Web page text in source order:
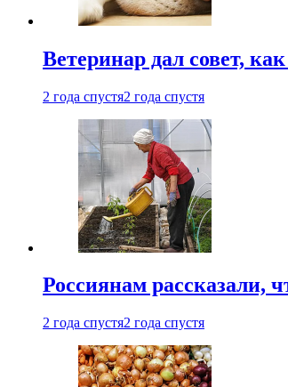
Ветеринар дал совет,
2 года спустя2 года спустя
Россиянам рассказали,
2 года спустя2 года спустя